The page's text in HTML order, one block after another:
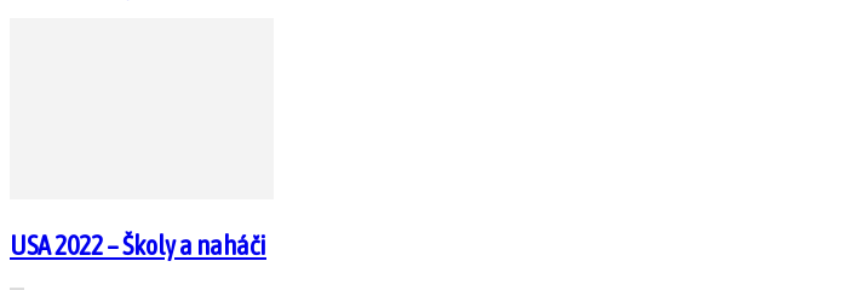
USA 2022 – Školy a naháči